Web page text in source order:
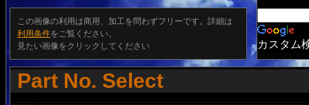
この画像の利用は商用、加工を問わずフリーです。詳細は
利用条件をご覧ください。
見たい画像をクリックしてください
カスタム
Part No. Select